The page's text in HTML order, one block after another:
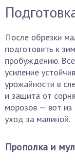
После обрезки
подготовить к
пробуждению.
усиление
урожайности в
и защита от
морозов — вот из
уход за малиной.
Прополка и